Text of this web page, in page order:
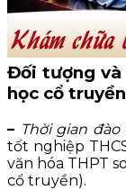
Đối tượng và
học cổ
– Thời gian
tốt nghiệp
văn hóa THPT
cổ truyền).